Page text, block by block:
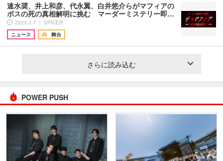
速水奨、井上和彦、代永翼、白井悠介らがマフィアの
ボスの死の真相解明に挑む マーダーミステリー即…
2023.3.7 ｜ SPICER
ニュース
舞台
さらに読み込む
POWER PUSH